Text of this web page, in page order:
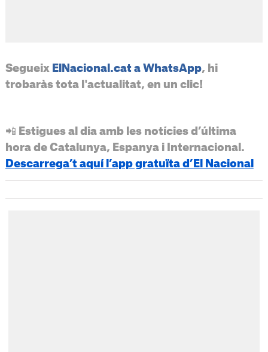
Segueix ElNacional.cat a WhatsApp, hi
trobaràs tota l'actualitat, en un clic!
📲 Estigues al dia amb les notícies d’última
hora de Catalunya, Espanya i Internacional.
Descarrega’t aquí l’app gratuïta d’El Nacional